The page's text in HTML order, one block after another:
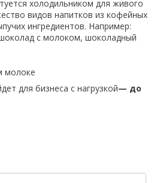
холодильником для живого
видов напитков из кофейных
ингредиентов. Например:
с молоком, шоколадный
молоке
для бизнеса с нагрузкой— до